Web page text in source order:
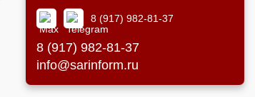
8 (917) 982-81-37
8 (917) 982-81-37
info@sarinform.ru